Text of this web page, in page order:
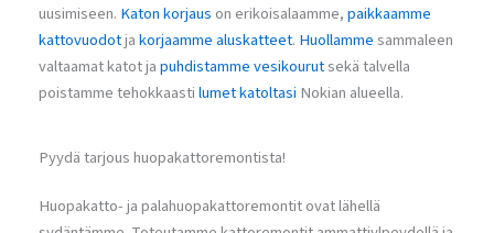
uusimiseen. Katon korjaus on erikoisalaamme,paikkaamme
kattovuodotjakorjaamme aluskatteet. Huollammesammaleen
valtaamat katot japuhdistamme vesikourutsekä talvella
poistamme tehokkaastilumet katoltasi Nokian alueella.
Pyydä tarjous huopakattoremontista!
Huopakatto- ja palahuopakattoremontit ovat lähellä